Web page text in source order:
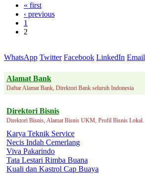
« first
‹ previous
1
2
WhatsApp Twitter Facebook LinkedIn Email
Alamat Bank
Daftar Alamat Bank, Direktori Bank seluruh Indonesia
Direktori Bisnis
Direktori Bisnis, Alamat Bisnis UKM, Profil Bisnis Lokal.
Karya Teknik Service
Necis Indah Cemerlang
Viva Pakarindo
Tata Lestari Rimba Buana
Kuali dan Kastrol Cap Buaya